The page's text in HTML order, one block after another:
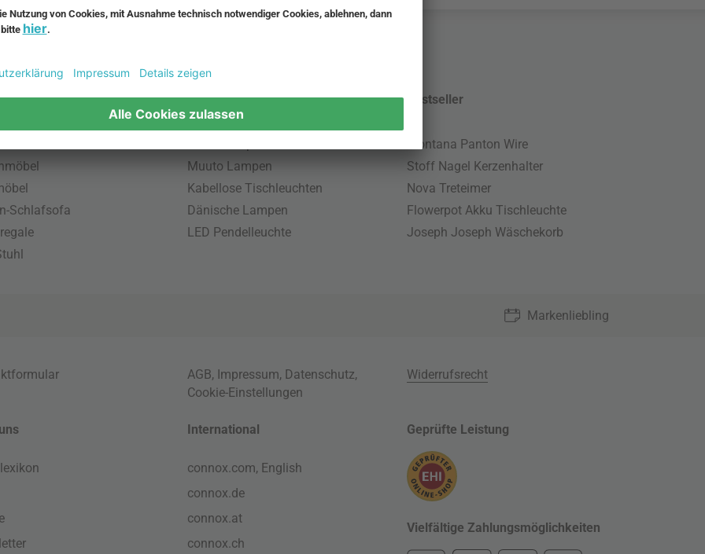
und zzgl.
Möbel
Schlafsofa
Beliebte Leuchten
Muuto Lampen
Kabellose Tischleuchten
Dänische Lampen
LED Pendelleuchte
Bestseller
Montana Panton Wire
Stoff Nagel Kerzenhalter
Nova Treteimer
Flowerpot Akku Tischleuchte
Joseph Joseph Wäschekorb
Markenliebling
AGB, Impressum, Datenschutz,
Cookie-Einstellungen
Widerrufsrecht
International
connox.com, English
connox.de
connox.at
connox.ch
Geprüfte Leistung
Vielfältige Zahlungsmöglichkeiten